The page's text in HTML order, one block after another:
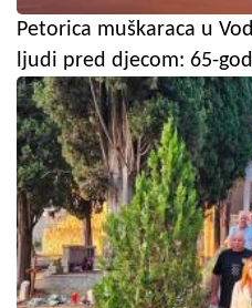
Petorica muškaraca u
ljudi pred djecom: 65-